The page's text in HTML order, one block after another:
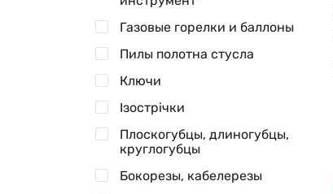
Газовые горелки и баллоны
Пилы полотна стусла
Ключи
Ізострічки
Плоскогубцы, длиногубцы,
круглогубцы
Бокорезы, кабелерезы